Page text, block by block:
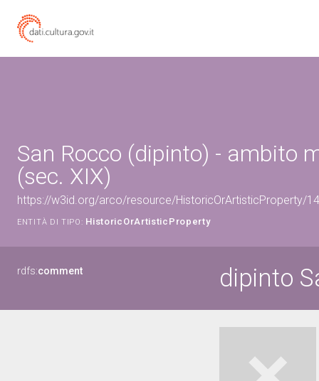
San Rocco (dipinto) - ambito
(sec. XIX)
https://w3id.org/arco/resource/HistoricOrArtisticProperty/
ENTITÀ DI TIPO: HistoricOrArtisticProperty
rdfs:comment dipinto